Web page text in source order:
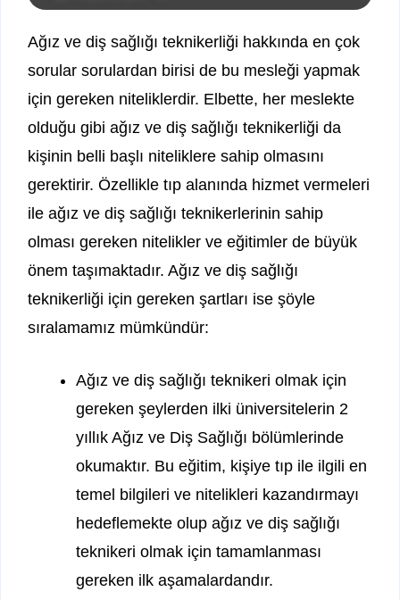
Ağız ve diş sağlığı teknikerliği hakkında en çok
sorular sorulardan birisi de bu mesleği yapmak
için gereken niteliklerdir. Elbette, her meslekte
olduğu gibi ağız ve diş sağlığı teknikerliği da
kişinin belli başlı niteliklere sahip olmasını
gerektirir. Özellikle tıp alanında hizmet vermeleri
ile ağız ve diş sağlığı teknikerlerinin sahip
olması gereken nitelikler ve eğitimler de büyük
önem taşımaktadır. Ağız ve diş sağlığı
teknikerliği için gereken şartları ise şöyle
sıralamamız mümkündür:
Ağız ve diş sağlığı teknikeri olmak için
gereken şeylerden ilki üniversitelerin 2
yıllık Ağız ve Diş Sağlığı bölümlerinde
okumaktır. Bu eğitim, kişiye tıp ile ilgili en
temel bilgileri ve nitelikleri kazandırmayı
hedeflemekte olup ağız ve diş sağlığı
teknikeri olmak için tamamlanması
gereken ilk aşamalardandır.